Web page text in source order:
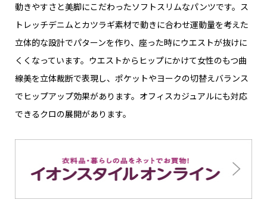
動きやすさと美脚にこだわったソフトスリムなパンツです。ス
トレッチデニムとカツラギ素材で動きに合わせ運動量を考えた
立体的な設計でパターンを作り、座った時にウエストが抜けに
くくなっています。ウエストからヒップにかけて女性のもつ曲
線美を立体裁断で表現し、ポケットやヨークの切替えバランス
でヒップアップ効果があります。オフィスカジュアルにも対応
できるクロの展開があります。